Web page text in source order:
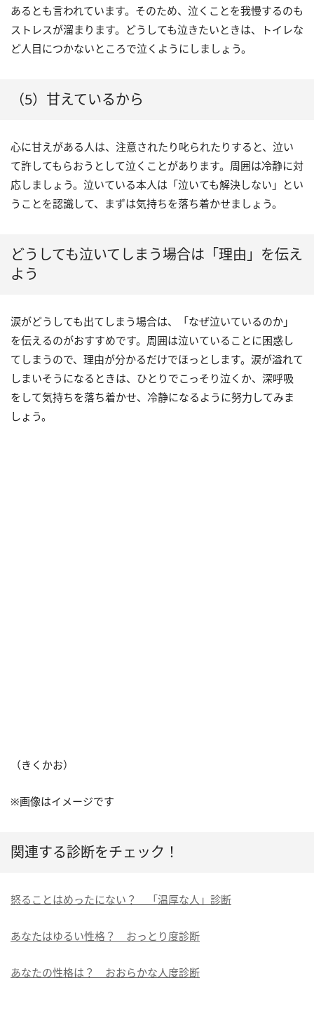
あるとも言われています。そのため、泣くことを我慢するのも
ストレスが溜まります。どうしても泣きたいときは、トイレな
ど人目につかないところで泣くようにしましょう。
（5）甘えているから
心に甘えがある人は、注意されたり叱られたりすると、泣い
て許してもらおうとして泣くことがあります。周囲は冷静に対
応しましょう。泣いている本人は「泣いても解決しない」とい
うことを認識して、まずは気持ちを落ち着かせましょう。
どうしても泣いてしまう場合は「理由」を伝え
よう
涙がどうしても出てしまう場合は、「なぜ泣いているのか」
を伝えるのがおすすめです。周囲は泣いていることに困惑し
てしまうので、理由が分かるだけでほっとします。涙が溢れて
しまいそうになるときは、ひとりでこっそり泣くか、深呼吸
をして気持ちを落ち着かせ、冷静になるように努力してみま
しょう。
（きくかお）
※画像はイメージです
関連する診断をチェック！
怒ることはめったにない？ 「温厚な人」診断
あなたはゆるい性格？ おっとり度診断
あなたの性格は？ おおらかな人度診断